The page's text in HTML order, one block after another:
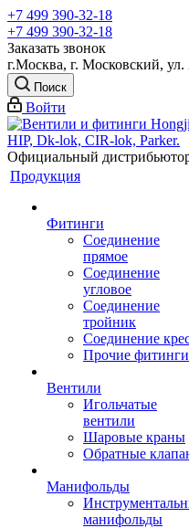
+7 499 390-32-18
+7 499 390-32-18
Заказать звонок
г.Москва, г. Московский,
Поиск
Войти
Официальный
Продукция
Фитинги
Соединение
прямое
Соединение
угловое
Соединение
тройник
Соединение
Прочие фитинги
Вентили
Игольчатые
вентили
Шаровые краны
Обратные
Манифольды
манифольды